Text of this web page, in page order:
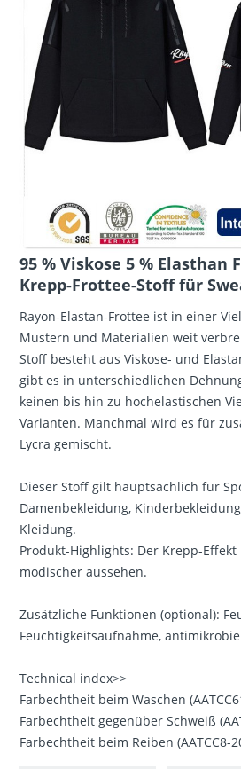
95 % Viskose 5 % Elasthan
Krepp-Frottee-Stoff für
Rayon-Elastan-Frottee ist in einer
Mustern und Materialien weit
Stoff besteht aus Viskose- und
gibt es in unterschiedlichen
keinen bis hin zu hochelastischen
Varianten. Manchmal wird es für
Lycra gemischt.
Dieser Stoff gilt hauptsächlich für
Damenbekleidung,
Kleidung.
Produkt-Highlights: Der Krepp-
modischer aussehen.
Zusätzliche Funktionen (optional):
Feuchtigkeitsaufnahme,
Technical index>>
Farbechtheit beim Waschen
Farbechtheit gegenüber Schweiß
Farbechtheit beim Reiben (AATCC8-